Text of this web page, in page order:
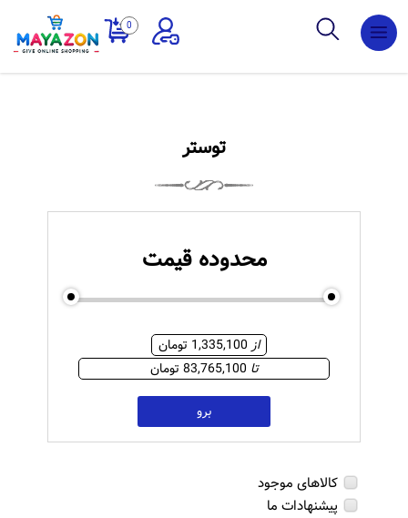
عضویت
ورود به
0
توستر
محدوده قیمت
از
تا
برو
کالاهای موجود
پیشنهادات ما